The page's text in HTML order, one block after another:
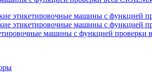
этикетировочные машины с функцией
этикетировочные машины с функцией
машины с функцией проверки